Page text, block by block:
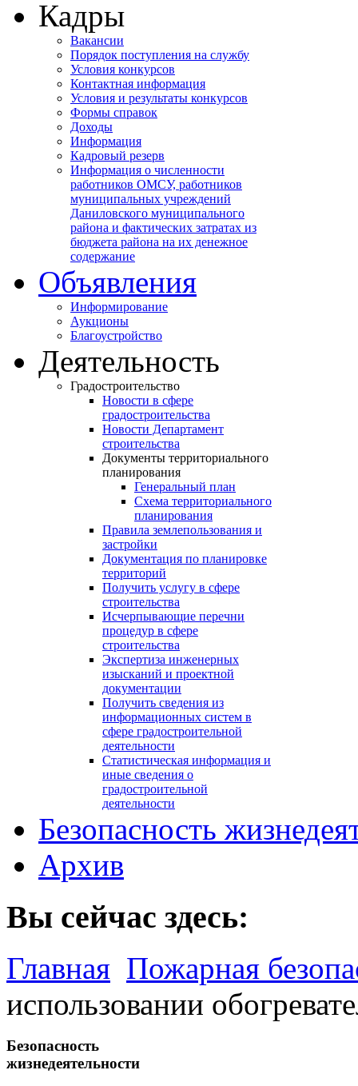
Кадры
Вакансии
Порядок поступления на службу
Условия конкурсов
Контактная информация
Условия и результаты конкурсов
Формы справок
Доходы
Информация
Кадровый резерв
Информация о численности
работников ОМСУ, работников
муниципальных учреждений
Даниловского муниципального
района и фактических затратах из
бюджета района на их денежное
содержание
Объявления
Информирование
Аукционы
Благоустройство
Деятельность
Градостроительство
Новости в сфере
градостроительства
Новости Департамент
строительства
Документы территориального
планирования
Генеральный план
Схема территориального
планирования
Правила землепользования и
застройки
Документация по планировке
территорий
Получить услугу в сфере
строительства
Исчерпывающие перечни
процедур в сфере
строительства
Экспертиза инженерных
изысканий и проектной
документации
Получить сведения из
информационных систем в
сфере градостроительной
деятельности
Статистическая информация и
иные сведения о
градостроительной
деятельности
Безопасность
Архив
Вы сейчас здесь:
Главная Пожарная
использовании
Безопасность
жизнедеятельности